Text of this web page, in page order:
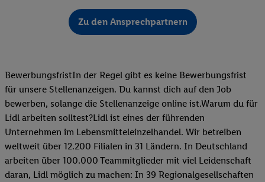
Zu den Ansprechpartnern
BewerbungsfristIn der Regel gibt es keine Bewerbungsfrist
für unsere Stellenanzeigen. Du kannst dich auf den Job
bewerben, solange die Stellenanzeige online ist.Warum du für
Lidl arbeiten solltest?Lidl ist eines der führenden
Unternehmen im Lebensmitteleinzelhandel. Wir betreiben
weltweit über 12.200 Filialen in 31 Ländern. In Deutschland
arbeiten über 100.000 Teammitglieder mit viel Leidenschaft
daran, Lidl möglich zu machen: In 39 Regionalgesellschaften